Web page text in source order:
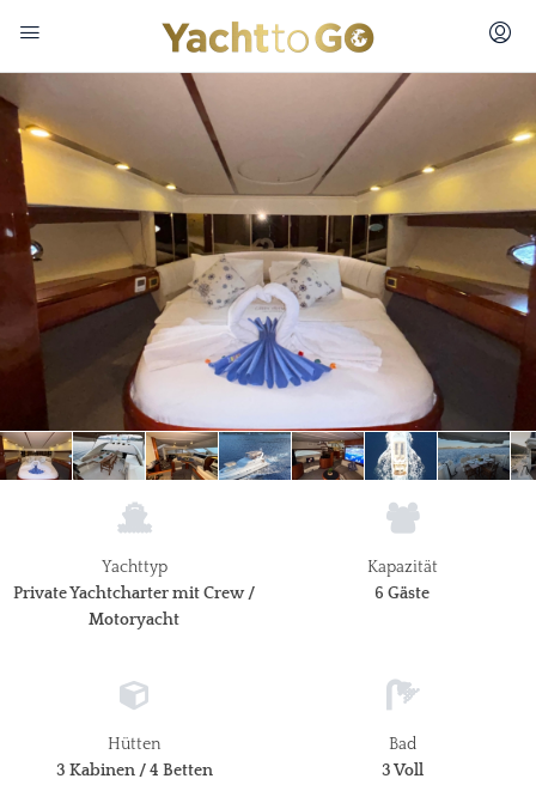
Yachttyp
Private Yachtcharter mit Crew /
Motoryacht
Kapazität
6 Gäste
Hütten
3 Kabinen / 4 Betten
Bad
3 Voll